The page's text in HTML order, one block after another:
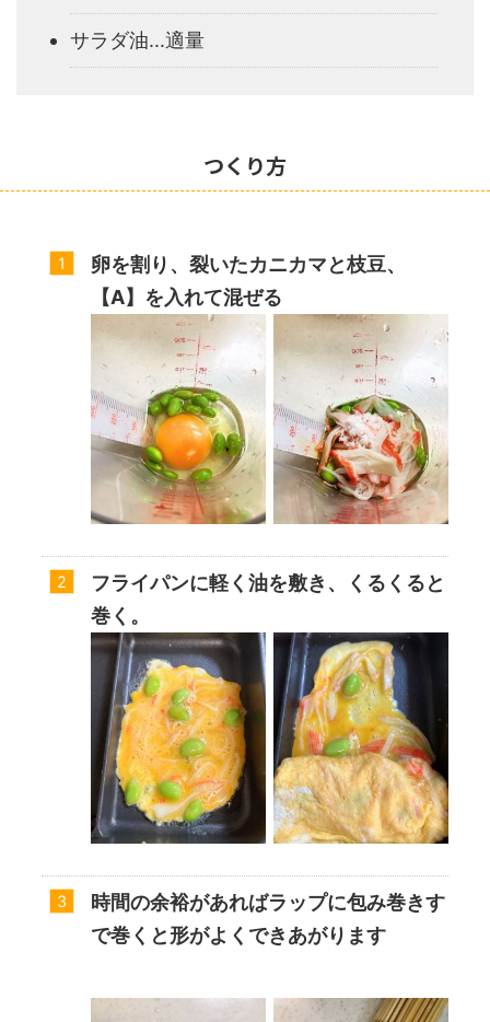
サラダ油...適量
つくり方
卵を割り、裂いたカニカマと枝豆、
【A】を入れて混ぜる
フライパンに軽く油を敷き、くるくると
巻く。
時間の余裕があればラップに包み巻きす
で巻くと形がよくできあがります